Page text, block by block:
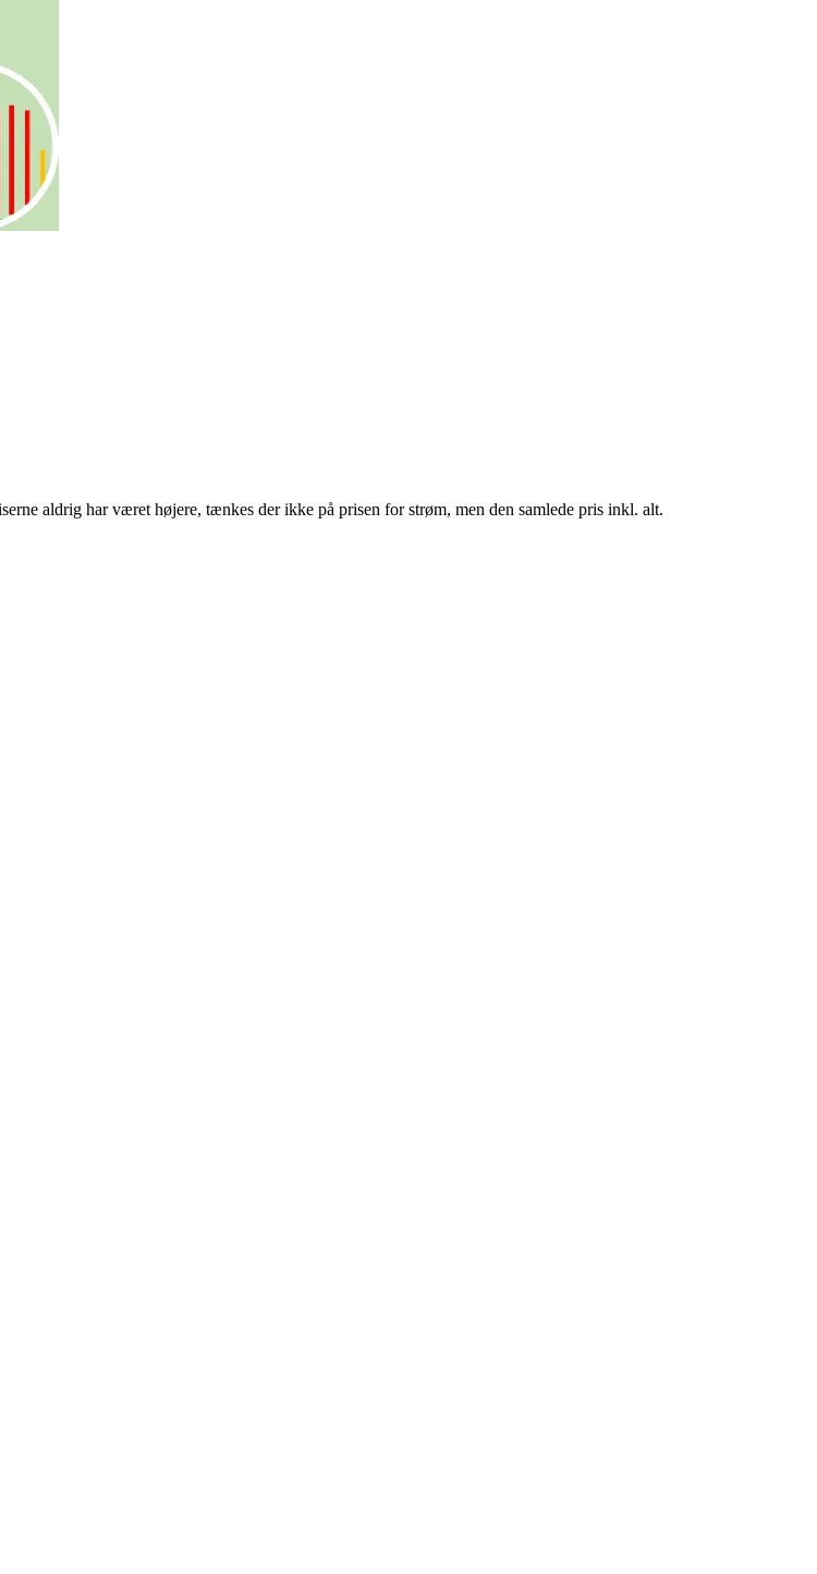
aldrig har været højere, tænkes der ikke på prisen for strøm, men den samlede pris inkl. alt.